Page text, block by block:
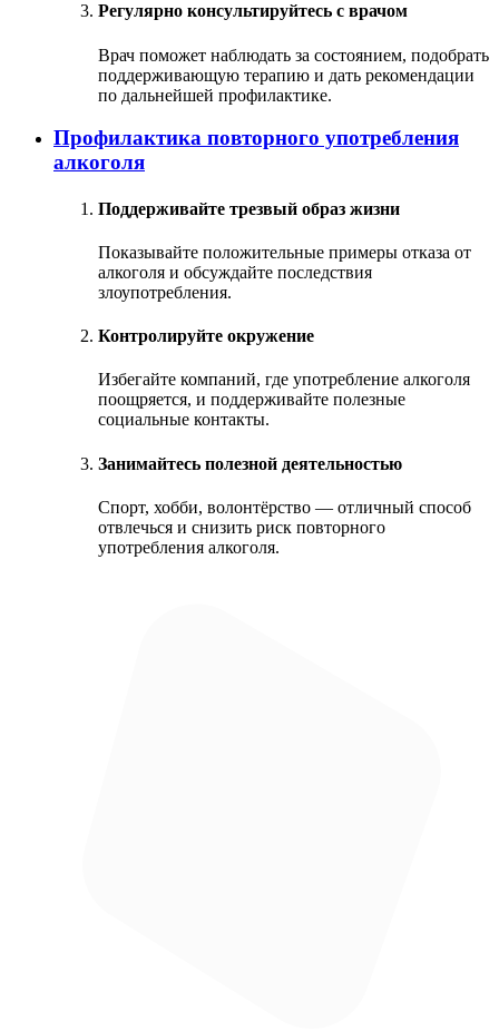
Регулярно консультируйтесь с врачом
Врач поможет наблюдать за состоянием, подобрать
поддерживающую терапию и дать рекомендации
по дальнейшей профилактике.
Профилактика повторного употребления
алкоголя
Поддерживайте трезвый образ жизни
Показывайте положительные примеры отказа от
алкоголя и обсуждайте последствия
злоупотребления.
Контролируйте окружение
Избегайте компаний, где употребление алкоголя
поощряется, и поддерживайте полезные
социальные контакты.
Занимайтесь полезной деятельностью
Спорт, хобби, волонтёрство — отличный способ
отвлечься и снизить риск повторного
употребления алкоголя.